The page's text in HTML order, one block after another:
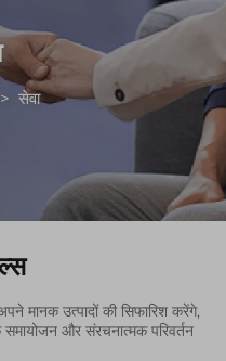
सेवा
मानक उत्पादों की सिफारिश करेंगे,
और संरचनात्मक परिवर्तन